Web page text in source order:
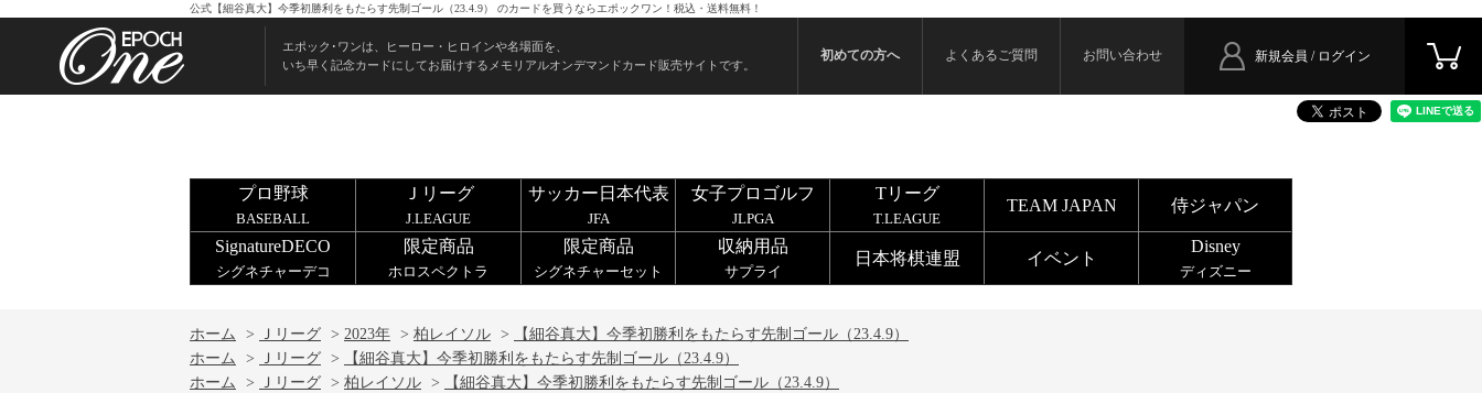
公式【細谷真大】今季初勝利をもたらす先制ゴール（23.4.9） のカードを買うならエポックワン！税込・送料無料！
エポック･ワンは、ヒーロー・ヒロインや名場面を、
いち早く記念カードにしてお届けするメモリアルオンデマンドカード販売サイトです。
新規会員 / ログイン
初めての方へ よくあるご質問 お問い合わせ
プロ野球
BASEBALL
Ｊリーグ
J.LEAGUE
サッカー日本代表
JFA
女子プロゴルフ
JLPGA
Tリーグ
T.LEAGUE
TEAM JAPAN 侍ジャパン
SignatureDECO
シグネチャーデコ
限定商品
ホロスペクトラ
限定商品
シグネチャーセット
収納用品
サプライ
日本将棋連盟 イベント
Disney
ディズニー
ホーム > Ｊリーグ > 2023年 > 柏レイソル >
【細谷真大】今季初勝利をもたらす先制ゴール（23.4.9）
ホーム
> Ｊリーグ >
【細谷真大】今季初勝利をもたらす先制ゴール（23.4.9）
ホーム
> Ｊリーグ > 柏レイソル > 【細谷真大】今季初勝利をもたらす先制ゴール（23.4.9）